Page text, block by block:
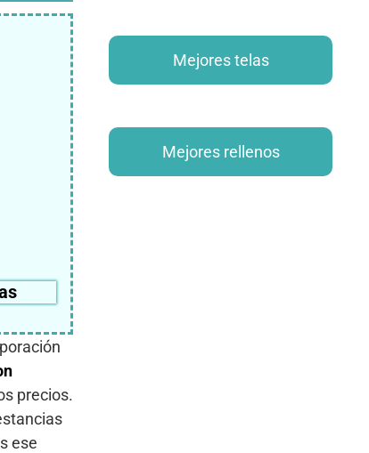
precios.
ese
Mejores telas
Mejores rellenos